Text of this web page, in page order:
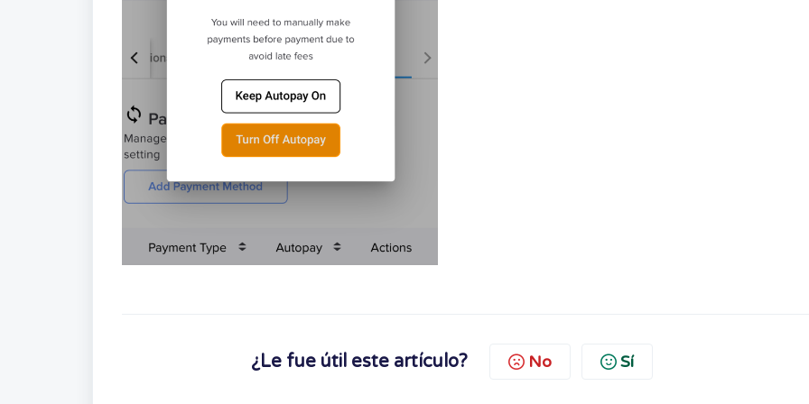
¿Le fue útil este artículo? No Sí